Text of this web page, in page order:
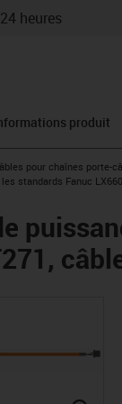
heures
produit
icon-arrow-right
pour chaînes porte-
standards Fanuc